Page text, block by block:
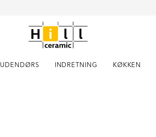
UDENDØRS INDRETNING KØKKEN